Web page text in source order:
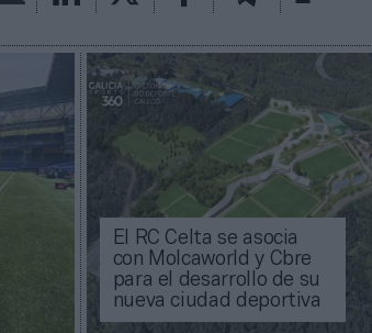
El RC Celta se asocia
con Molcaworld y Cbre
para el desarrollo de su
nueva ciudad deportiva